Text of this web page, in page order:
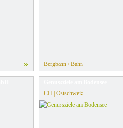
» Bergbahn / Bahn
CH | Ostschweiz